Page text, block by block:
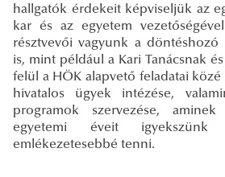
hallgatók érdekeit képviseljük az
kar és az egyetem
résztvevői vagyunk a döntéshozó
is, mint például a Kari Tanácsnak
felül a HÖK alapvető feladatai
hivatalos ügyek intézése,
programok szervezése,
egyetemi éveit igyekszünk
emlékezetesebbé tenni.